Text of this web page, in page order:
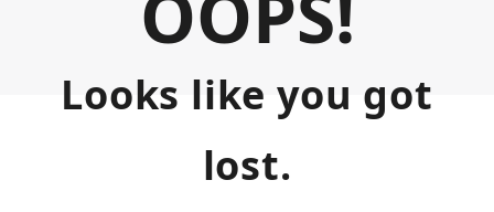
Looks like you got
lost.